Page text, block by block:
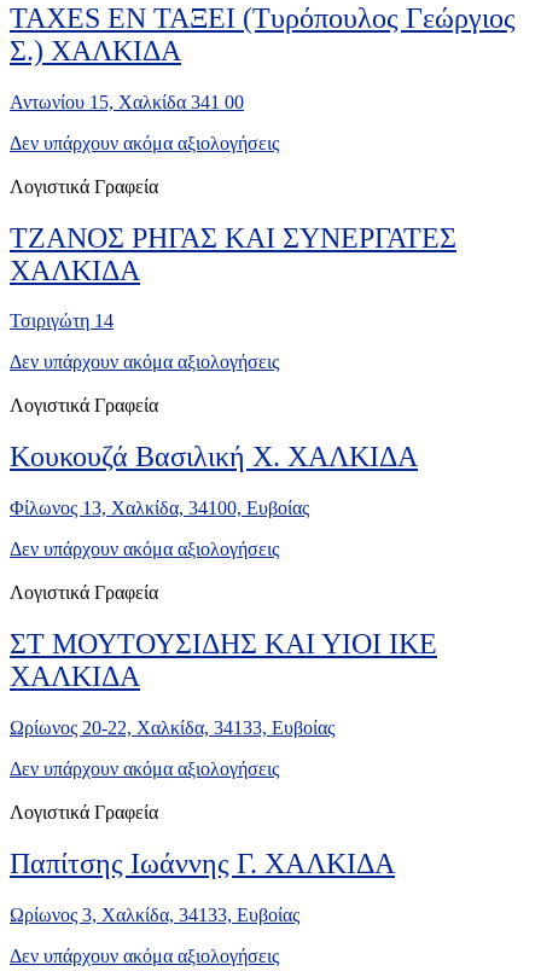
TAXES ΕΝ ΤΑΞΕΙ (Τυρόπουλος Γεώργιος
Σ.) ΧΑΛΚΙΔΑ
Αντωνίου 15, Χαλκίδα 341 00
Δεν υπάρχουν ακόμα αξιολογήσεις
Λογιστικά Γραφεία
ΤΖΑΝΟΣ ΡΗΓΑΣ ΚΑΙ ΣΥΝΕΡΓΑΤΕΣ
ΧΑΛΚΙΔΑ
Τσιριγώτη 14
Δεν υπάρχουν ακόμα αξιολογήσεις
Λογιστικά Γραφεία
Κουκουζά Βασιλική Χ. ΧΑΛΚΙΔΑ
Φίλωνος 13, Χαλκίδα, 34100, Ευβοίας
Δεν υπάρχουν ακόμα αξιολογήσεις
Λογιστικά Γραφεία
ΣΤ ΜΟΥΤΟΥΣΙΔΗΣ ΚΑΙ ΥΙΟΙ ΙΚΕ
ΧΑΛΚΙΔΑ
Ωρίωνος 20-22, Χαλκίδα, 34133, Ευβοίας
Δεν υπάρχουν ακόμα αξιολογήσεις
Λογιστικά Γραφεία
Παπίτσης Ιωάννης Γ. ΧΑΛΚΙΔΑ
Ωρίωνος 3, Χαλκίδα, 34133, Ευβοίας
Δεν υπάρχουν ακόμα αξιολογήσεις